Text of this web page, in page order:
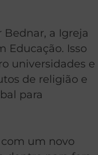
Bednar, a Igreja
Educação. Isso
universidades e
de religião e
para
um novo